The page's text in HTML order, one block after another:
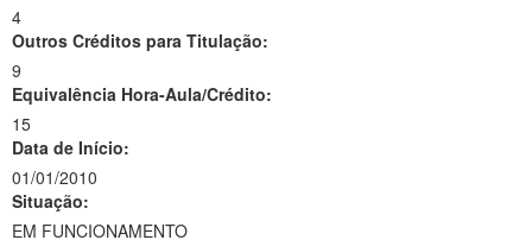
4
Outros Créditos para Titulação:
9
Equivalência Hora-Aula/Crédito:
15
Data de Início:
01/01/2010
Situação:
EM FUNCIONAMENTO